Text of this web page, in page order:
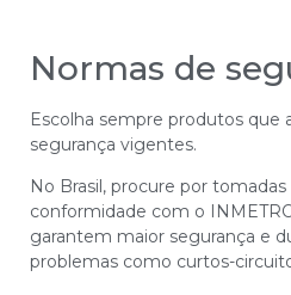
Normas de
Escolha sempre produtos que
segurança vigentes.
No Brasil, procure por
conformidade com o
garantem maior segurança e
problemas como curtos-